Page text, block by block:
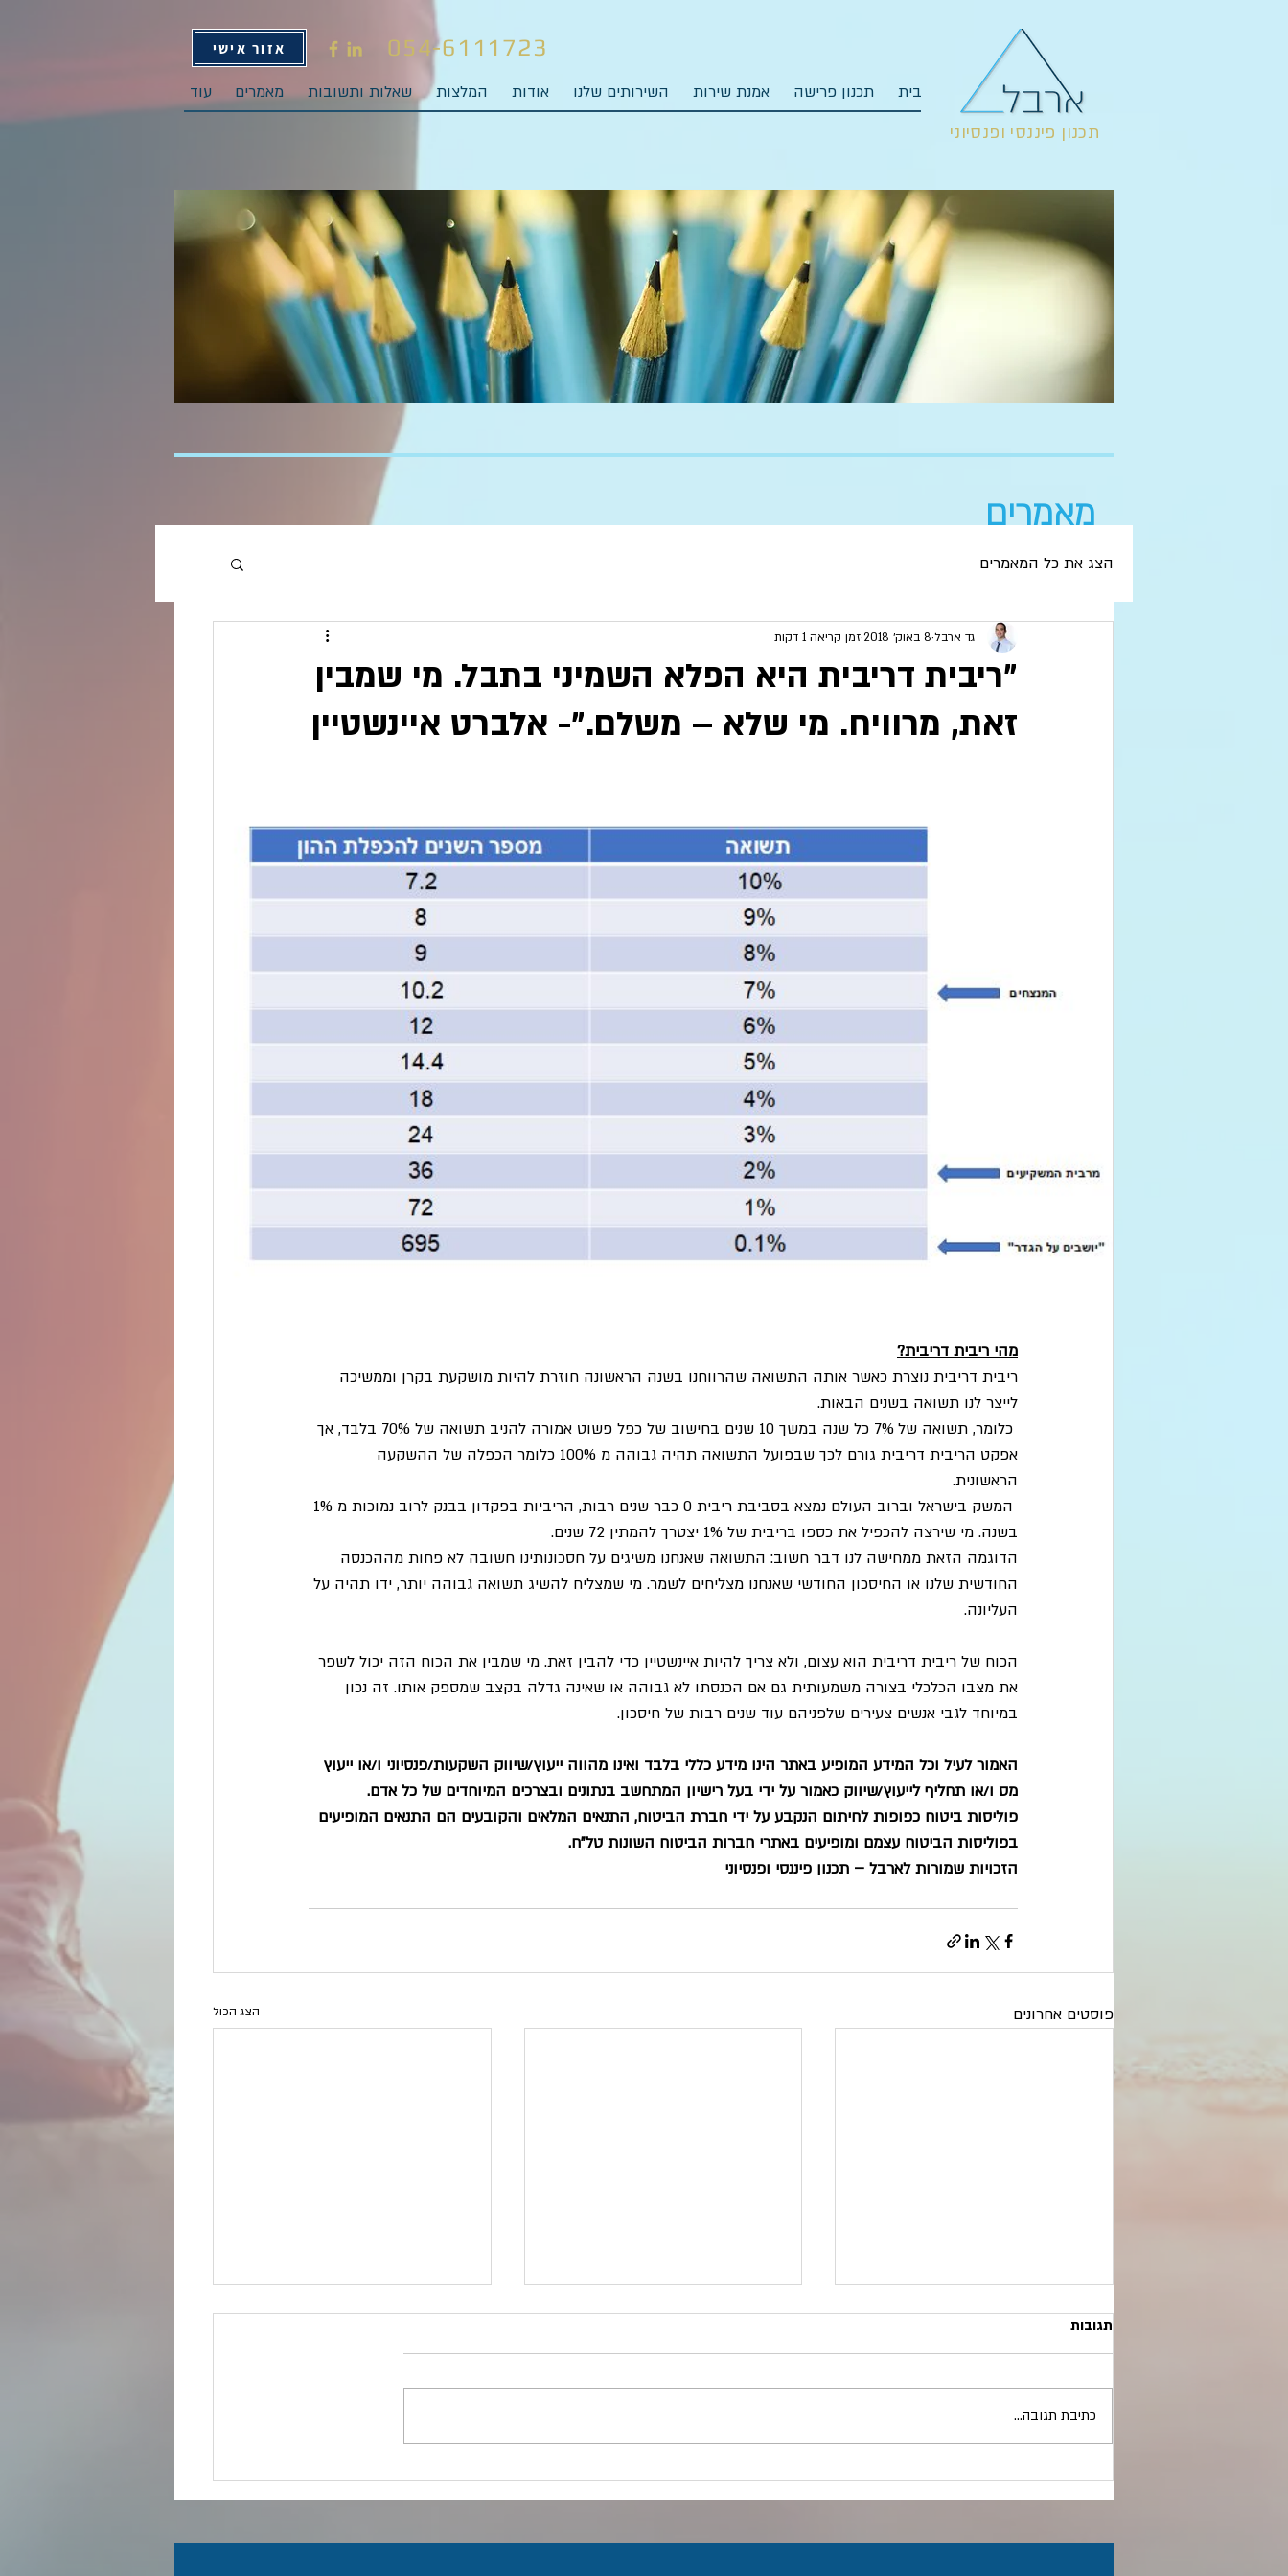
אזור אישי 054-6111723
בית תכנון פרישה אמנת שירות השירותים שלנו אודות המלצות שאלות ותשובות מאמרים עוד
תכנון פיננסי ופנסיוני
מאמרים
הצג את כל המאמרים
"ריבית דריבית היא הפלא השמיני בתבל. מי שמבין
זאת, מרוויח. מי שלא – משלם."- אלברט איינשטיין
גד ארבל 8 באוק׳ 2018 זמן קריאה 1 דקות
מהי ריבית דריבית?
ריבית דריבית נוצרת כאשר אותה התשואה שהרווחנו בשנה הראשונה חוזרת להיות מושקעת בקרן וממשיכה
לייצר לנו תשואה בשנים הבאות.
כלומר, תשואה של 7% כל שנה במשך 10 שנים בחישוב של כפל פשוט אמורה להניב תשואה של 70% בלבד, אך
אפקט הריבית דריבית גורם לכך שבפועל התשואה תהיה גבוהה מ 100% כלומר הכפלה של ההשקעה
הראשונית.
בשנה. מי שירצה להכפיל את כספו בריבית של 1% יצטרך להמתין 72 שנים.
הדוגמה הזאת ממחישה לנו דבר חשוב: התשואה שאנחנו משיגים על חסכונותינו חשובה לא פחות מההכנסה
החודשית שלנו או החיסכון החודשי שאנחנו מצליחים לשמר. מי שמצליח להשיג תשואה גבוהה יותר, ידו תהיה על
העליונה.
הכוח של ריבית דריבית הוא עצום, ולא צריך להיות איינשטיין כדי להבין זאת. מי שמבין את הכוח הזה יכול לשפר
את מצבו הכלכלי בצורה משמעותית גם אם הכנסתו לא גבוהה או שאינה גדלה בקצב שמספק אותו. זה נכון
במיוחד לגבי אנשים צעירים שלפניהם עוד שנים רבות של חיסכון.
האמור לעיל וכל המידע המופיע באתר הינו מידע כללי בלבד ואינו מהווה ייעוץ/שיווק השקעות/פנסיוני ו/או ייעוץ
מס ו/או תחליף לייעוץ/שיווק כאמור על ידי בעל רישיון המתחשב בנתונים ובצרכים המיוחדים של כל אדם.
פוליסות ביטוח כפופות לחיתום הנקבע על ידי חברת הביטוח, התנאים המלאים והקובעים הם התנאים המופיעים
בפוליסות הביטוח עצמם ומופיעים באתרי חברות הביטוח השונות טל"ח.
הזכויות שמורות לארבל – תכנון פיננסי ופנסיוני
פוסטים אחרונים הצג הכול
מוציאים את המענק מהבנק והופכים
אותו לחוסן כלכלי
תגובות
כתיבת תגובה...